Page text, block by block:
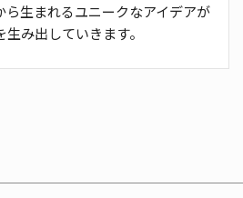
ら生まれるユニークなアイデアが
み出していきます。